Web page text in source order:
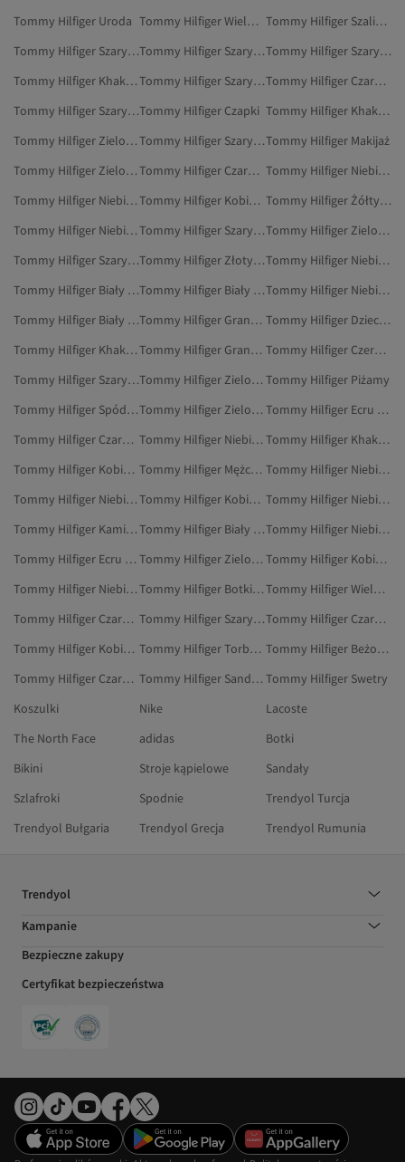
Tommy Hilfiger Uroda
Tommy Hilfiger Wielokolorowy Marynarki
Tommy Hilfiger Szaliki I Szale
Tommy Hilfiger Szary Majtki
Tommy Hilfiger Szary Odzież
Tommy Hilfiger Szary Spodnie
Tommy Hilfiger Khaki Marynarki I Kamizelki
Tommy Hilfiger Szary Szaliki
Tommy Hilfiger Czarny Oksfordki
Tommy Hilfiger Szary ObuwieTommy Hilfiger Czapki
Tommy Hilfiger Khaki Botki
Tommy Hilfiger Zielony Odzież
Tommy Hilfiger Szary Marynarki I KamizelkiTommy Hilfiger Makijaż
Tommy Hilfiger Zielony Dresy
Tommy Hilfiger Czarny Marynarki I Kamizelki
Tommy Hilfiger Niebieski Spodnie
Tommy Hilfiger Niebieski Marynarki I Kamizelki
Tommy Hilfiger Kobiety Dresy
Tommy Hilfiger Żółty Swetry
Tommy Hilfiger Niebieski Botki
Tommy Hilfiger Szary Swetry
Tommy Hilfiger Zielony Obuwie
Tommy Hilfiger Szary Dresy
Tommy Hilfiger Złoty Marynarki
Tommy Hilfiger Niebieski Plecaki
Tommy Hilfiger Biały Swetry
Tommy Hilfiger Biały Botki
Tommy Hilfiger Niebieski Obuwie
Tommy Hilfiger Biały Odzież
Tommy Hilfiger Granatowy Odzież
Tommy Hilfiger Dzieci Marynarki I Kamizelki
Tommy Hilfiger Khaki Obuwie
Tommy Hilfiger Granatowy Uroda
Tommy Hilfiger Czerwony Marynarki I Kamizelki
Tommy Hilfiger Szary Botki
Tommy Hilfiger Zielony Plecaki Tommy Hilfiger Piżamy
Tommy Hilfiger Spódnice
Tommy Hilfiger Zielony Marynarki I Kamizelki
Tommy Hilfiger Ecru Odzież
Tommy Hilfiger Czarny Nerki
Tommy Hilfiger Niebieski Szaliki
Tommy Hilfiger Khaki Torebki
Tommy Hilfiger Kobiety Majtki
Tommy Hilfiger Mężczyźni Marynarki
Tommy Hilfiger Niebieski Spodnie Dresowe
Tommy Hilfiger Niebieski Dresy
Tommy Hilfiger Kobiety Marynarki I Kamizelki
Tommy Hilfiger Niebieski Torebki
Tommy Hilfiger Kamizelki
Tommy Hilfiger Biały Marynarki I Kamizelki
Tommy Hilfiger Niebieski Szpilki
Tommy Hilfiger Ecru Marynarki I Kamizelki
Tommy Hilfiger Zielony Swetry
Tommy Hilfiger Kobiety Botki
Tommy Hilfiger Niebieski Swetry
Tommy Hilfiger Botki I Kozaki
Tommy Hilfiger Wielokolorowy Marynarki I Kamizelki
Tommy Hilfiger Czarny Walizki
Tommy Hilfiger Szary Sandały
Tommy Hilfiger Czarny Spodnie
Tommy Hilfiger Kobiety Spodnie
Tommy Hilfiger Torby Plażowe
Tommy Hilfiger Beżowy Marynarki I Kamizelki
Tommy Hilfiger Czarny Odzież
Tommy Hilfiger Sandały Tommy Hilfiger Swetry
Koszulki
Nike
Lacoste
The North Face
adidas
Botki
Bikini
Stroje kąpielowe
Sandały
Szlafroki
Spodnie
Trendyol Turcja
Trendyol Bułgaria
Trendyol Grecja Trendyol Rumunia
Trendyol
Kampanie
Bezpieczne zakupy
Certyfikat bezpieczeństwa